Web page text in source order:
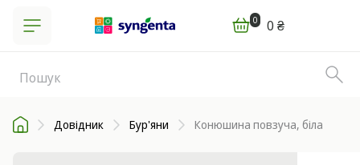
0 0 ₴
Довідник Бур'яни Конюшина повзуча, біла